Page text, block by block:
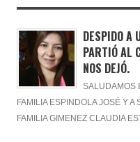
DESPIDO A
PARTIÓ AL
NOS DEJÓ.
SALUDAMOS
FAMILIA ESPINDOLA JOSÉ Y
FAMILIA GIMENEZ CLAUDIA